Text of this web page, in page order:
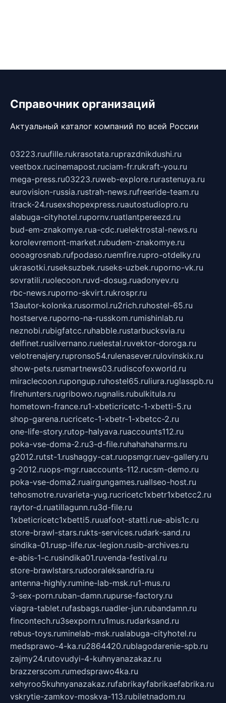
Справочник организаций
Актуальный каталог компаний по всей России
03223.ruufille.rukrasotata.ruprazdnikdushi.ru
veetbox.rucinemapost.ruciam-fr.rukraft-you.ru
mega-press.ru03223.ruweb-explore.rurastenuya.ru
eurovision-russia.rustrah-news.rufreeride-team.ru
itrack-24.rusexshopexpress.ruautostudiopro.ru
alabuga-cityhotel.rupornv.ruatlantpereezd.ru
bud-em-znakomye.rua-cdc.ruelektrostal-news.ru
korolevremont-market.rubudem-znakomye.ru
oooagrosnab.rufpodaso.ruemfire.rupro-otdelky.ru
ukrasotki.ruseksuzbek.ruseks-uzbek.ruporno-vk.ru
sovratili.ruolecoon.ruvd-dosug.ruadonyev.ru
rbc-news.ruporno-skvirt.rukrospr.ru
13autor-kolonka.rusormol.ru2rich.ruhostel-65.ru
hostserve.ruporno-na-russkom.rumishinlab.ru
neznobi.rubigfatcc.ruhabble.rustarbucksvia.ru
delfinet.rusilvernano.ruelestal.ruvektor-doroga.ru
velotrenajery.rupronso54.rulenasever.rulovinskix.ru
show-pets.rusmartnews03.rudiscofoxworld.ru
miraclecoon.rupongup.ruhostel65.ruliura.ruglasspb.ru
firehunters.rugribowo.rugnalis.rubulkitula.ru
hometown-france.ru1-xbeticricetc-1-xbetti-5.ru
shop-garena.rucricetc-1-xbetr-1-xbetcc-2.ru
one-life-story.rutop-halyava.ruaccounts112.ru
poka-vse-doma-2.ru3-d-file.ruhahahaharms.ru
g2012.rutst-1.rushaggy-cat.ruopsmgr.ruev-gallery.ru
g-2012.ruops-mgr.ruaccounts-112.rucsm-demo.ru
poka-vse-doma2.ruairgungames.ruallseo-host.ru
tehosmotre.ruvarieta-yug.rucricetc1xbetr1xbetcc2.ru
raytor-d.ruatillagunn.ru3d-file.ru
1xbeticricetc1xbetti5.ruuafoot-statti.rue-abis1c.ru
store-brawl-stars.rukts-services.rudark-sand.ru
sindika-01.rusp-life.rux-legion.rusib-archives.ru
e-abis-1-c.rusindika01.ruvenda-festival.ru
store-brawlstars.rudooraleksandria.ru
antenna-highly.rumine-lab-msk.ru1-mus.ru
3-sex-porn.ruban-damn.rupurse-factory.ru
viagra-tablet.rufasbags.ruadler-jun.rubandamn.ru
fincontech.ru3sexporn.ru1mus.rudarksand.ru
rebus-toys.ruminelab-msk.rualabuga-cityhotel.ru
medsprawo-4-ka.ru2864420.rublagodarenie-spb.ru
zajmy24.rutovudyi-4-kuhnyanazakaz.ru
brazzerscom.rumedsprawo4ka.ru
xehyroo5kuhnyanazakaz.rufabrikayfabrikaefabrika.ru
vskrytie-zamkov-moskva-113.rubiletnadom.ru